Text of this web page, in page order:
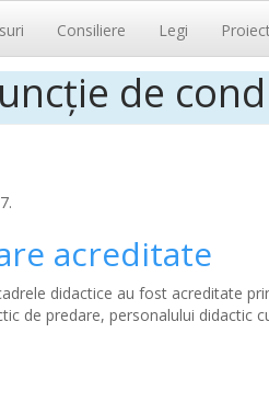
Consiliere Legi
de
acreditate
didactice au fost acreditate
de predare, personalului didactic